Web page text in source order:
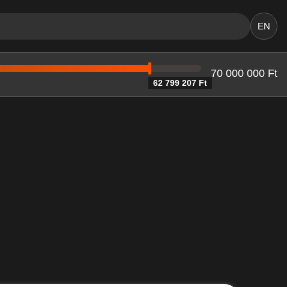
EN
62 799 207 Ft
70 000 000 Ft